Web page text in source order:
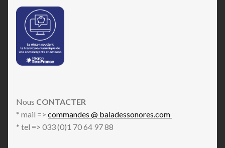
Nous CONTACTER
* mail => commandes @ baladessonores.com
* tel => 033 (0)1 70 64 97 88